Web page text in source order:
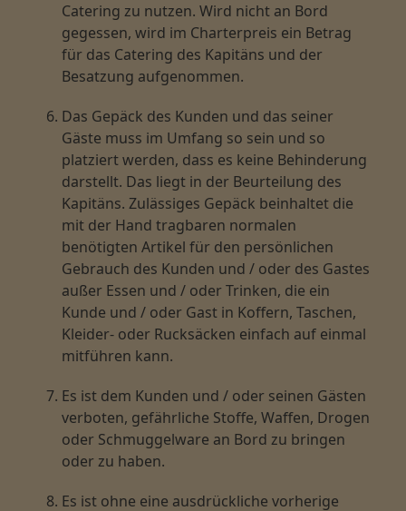
Catering zu nutzen. Wird nicht an Bord
gegessen, wird im Charterpreis ein Betrag
für das Catering des Kapitäns und der
Besatzung aufgenommen.
Das Gepäck des Kunden und das seiner
Gäste muss im Umfang so sein und so
platziert werden, dass es keine Behinderung
darstellt. Das liegt in der Beurteilung des
Kapitäns. Zulässiges Gepäck beinhaltet die
mit der Hand tragbaren normalen
benötigten Artikel für den persönlichen
Gebrauch des Kunden und / oder des Gastes
außer Essen und / oder Trinken, die ein
Kunde und / oder Gast in Koffern, Taschen,
Kleider- oder Rucksäcken einfach auf einmal
mitführen kann.
Es ist dem Kunden und / oder seinen Gästen
verboten, gefährliche Stoffe, Waffen, Drogen
oder Schmuggelware an Bord zu bringen
oder zu haben.
Es ist ohne eine ausdrückliche vorherige